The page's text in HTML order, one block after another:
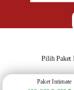
Pilih Paket
Paket Intimate